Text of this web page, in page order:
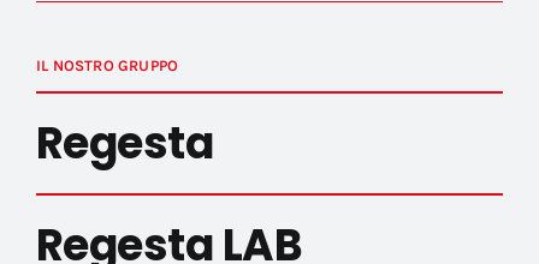
IL NOSTRO GRUPPO
Regesta
Regesta LAB